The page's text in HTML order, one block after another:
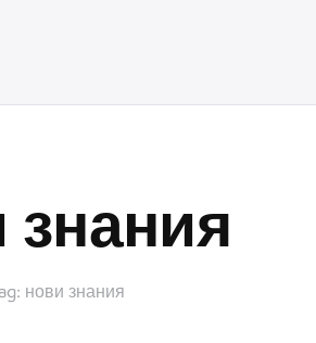
знания
нови знания